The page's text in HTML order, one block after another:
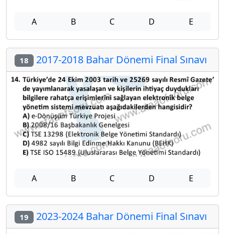
A B C D E
18 2017-2018 Bahar Dönemi Final Sınavı
A B C D E
19 2023-2024 Bahar Dönemi Final Sınavı